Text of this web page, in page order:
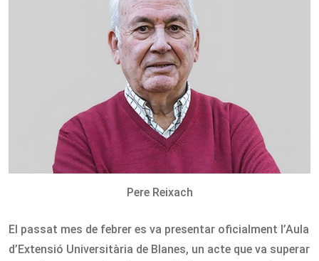
Pere Reixach
El passat mes de febrer es va presentar oficialment l’Aula
d’Extensió Universitària de Blanes, un acte que va superar